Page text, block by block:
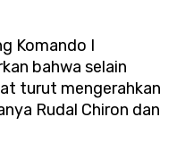
Komando I
bahwa selain
turut mengerahkan
Rudal Chiron dan